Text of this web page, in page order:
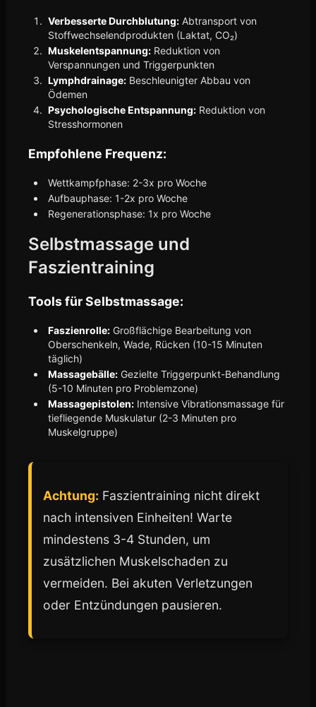
Verbesserte Durchblutung: Abtransport von
Stoffwechselendprodukten (Laktat, CO₂)
Muskelentspannung: Reduktion von
Verspannungen und Triggerpunkten
Lymphdrainage: Beschleunigter Abbau von
Ödemen
Psychologische Entspannung: Reduktion von
Stresshormonen
Empfohlene Frequenz:
Wettkampfphase: 2-3x pro Woche
Aufbauphase: 1-2x pro Woche
Regenerationsphase: 1x pro Woche
Selbstmassage und
Faszientraining
Tools für Selbstmassage:
Faszienrolle: Großflächige Bearbeitung von
Oberschenkeln, Wade, Rücken (10-15 Minuten
täglich)
Massagebälle: Gezielte Triggerpunkt-Behandlung
(5-10 Minuten pro Problemzone)
Massagepistolen: Intensive Vibrationsmassage für
tiefliegende Muskulatur (2-3 Minuten pro
Muskelgruppe)
Achtung: Faszientraining nicht direkt
nach intensiven Einheiten! Warte
mindestens 3-4 Stunden, um
zusätzlichen Muskelschaden zu
vermeiden. Bei akuten Verletzungen
oder Entzündungen pausieren.